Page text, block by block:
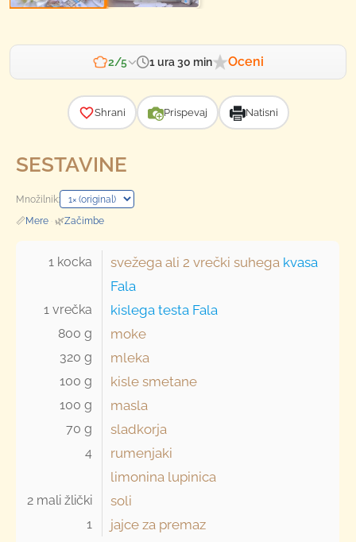
2/5 1 ura 30 min Oceni
Shrani Prispevaj Natisni
SESTAVINE
Množilnik:
📏Mere · 🌿Začimbe
1 kocka svežega ali2 vrečki suhega kvasa
Fala
1 vrečka kislega testa Fala
800 g moke
320 g mleka
100 g kisle smetane
100 g masla
70 g sladkorja
4
rumenjaki
limonina lupinica
2 mali žlički soli
1 jajce za premaz